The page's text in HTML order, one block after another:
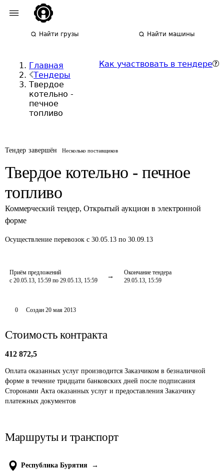
Найти грузы Найти машины
Главная
Тендеры
Твердое
котельно -
печное
топливо
Как участвовать в тендере
Тендер завершён Несколько поставщиков
Твердое котельно - печное
топливо
Коммерческий тендер, Открытый аукцион в электронной
форме
Осуществление перевозок с 30.05.13 по 30.09.13
Приём предложений
с 20.05.13, 15:59 по 29.05.13, 15:59
Окончание тендера
29.05.13, 15:59
0 Создан 20 мая 2013
Стоимость контракта
412 872,5
Оплата оказанных услуг производится Заказчиком в безналичной
форме в течение тридцати банковских дней после подписания
Сторонами Акта оказанных услуг и предоставления Заказчику
платежных документов
Маршруты и транспорт
Республика Бурятия
→